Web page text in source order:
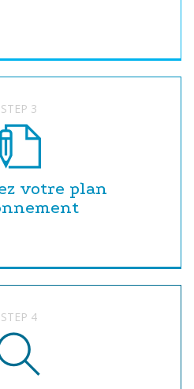
STEP 3
votre plan
STEP 4